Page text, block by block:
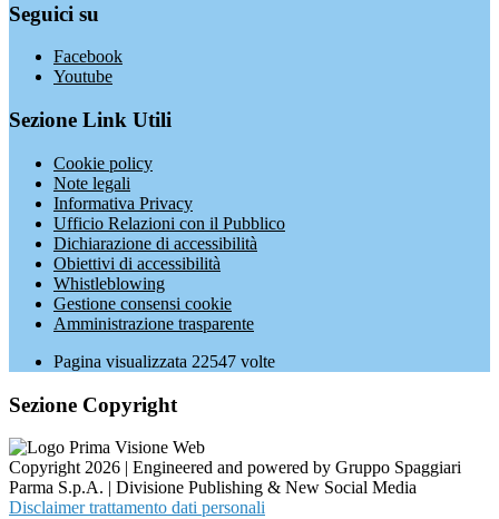
Seguici su
Facebook
Youtube
Sezione Link Utili
Cookie policy
Note legali
Informativa Privacy
Ufficio Relazioni con il Pubblico
Dichiarazione di accessibilità
Obiettivi di accessibilità
Whistleblowing
Gestione consensi cookie
Amministrazione trasparente
Pagina visualizzata 22547 volte
Sezione Copyright
Copyright 2026 | Engineered and powered by Gruppo Spaggiari
Parma S.p.A. | Divisione Publishing & New Social Media
Disclaimer trattamento dati personali